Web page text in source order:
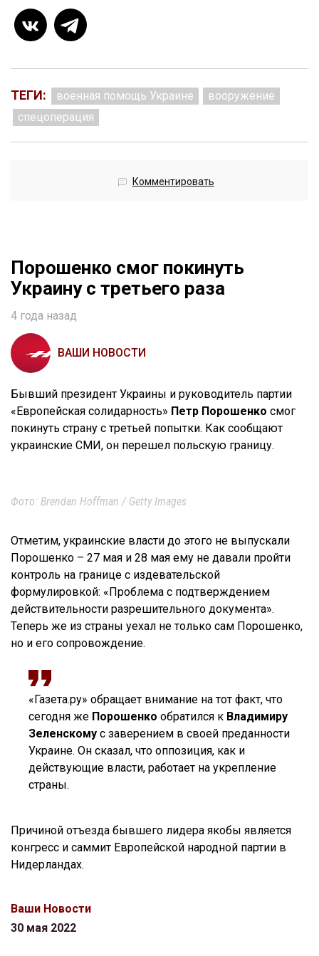
ТЕГИ: военная помощь Украине
вооружение
спецоперация
Комментировать
Порошенко смог покинуть
Украину с третьего раза
4 года назад
ВАШИ НОВОСТИ
Бывший президент Украины и руководитель партии
«Европейская солидарность» Петр Порошенко смог
покинуть страну с третьей попытки. Как сообщают
украинские СМИ, он перешел польскую границу.
Фото: Brendan Hoffman / Getty Images
Отметим, украинские власти до этого не выпускали
Порошенко – 27 мая и 28 мая ему не давали пройти
контроль на границе с издевательской
формулировкой: «Проблема с подтверждением
действительности разрешительного документа».
Теперь же из страны уехал не только сам Порошенко,
но и его сопровождение.
«Газета.ру» обращает внимание на тот факт, что
сегодня же Порошенко обратился к Владимиру
Зеленскому с заверением в своей преданности
Украине. Он сказал, что оппозиция, как и
действующие власти, работает на укрепление
страны.
Причиной отъезда бывшего лидера якобы является
конгресс и саммит Европейской народной партии в
Нидерландах.
Ваши Новости
30 мая 2022